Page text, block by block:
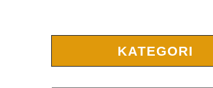
KATEGORI